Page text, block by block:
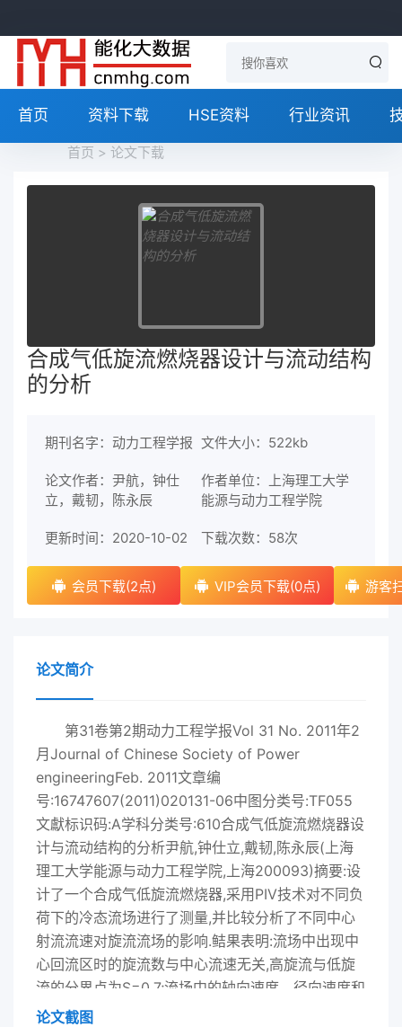
首页 资料下载 HSE资料 行业资讯
首页 > 论文下载
合成气低旋流燃烧器设计与流动结构
的分析
期刊名字：动力工程学报 文件大小：522kb
论文作者：尹航，钟仕
立，戴韧，陈永辰
作者单位：上海理工大学
能源与动力工程学院
更新时间：2020-10-02 下载次数： 58次
会员下载(2点) VIP会员下载(0点) 游客
论文简介
第31卷第2期动力工程学报Vol 31 No. 2011年2
月Journal of Chinese Society of Power
engineeringFeb. 2011文章编
号:16747607(2011)020131-06中图分类号:TF055
文獻标识码:A学科分类号:610合成气低旋流燃烧器设
计与流动结构的分析尹航,钟仕立,戴韧,陈永辰(上海
理工大学能源与动力工程学院,上海200093)摘要:设
计了一个合成气低旋流燃烧器,采用PIV技术对不同负
荷下的冷态流场进行了测量,并比较分析了不同中心
射流流速对旋流流场的影响.鲒果表明:流场中出现中
心回流区时的旋流数与中心流速无关,高旋流与低旋
流的分界点为S=0.7;流场中的轴向速度、径向速度和
湍动能均关于燃烧器中心轴线对称;中心軸线上无量
论文截图